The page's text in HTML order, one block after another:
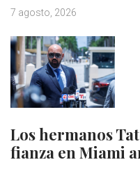
7 agosto, 2026
Los hermanos
fianza en Miami